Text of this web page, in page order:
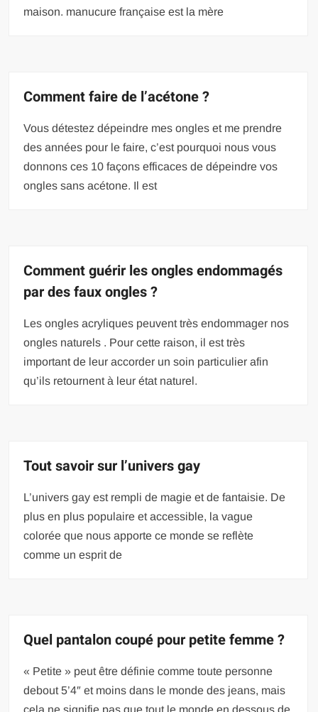
maison. manucure française est la mère
Comment faire de l’acétone ?
Vous détestez dépeindre mes ongles et me prendre
des années pour le faire, c’est pourquoi nous vous
donnons ces 10 façons efficaces de dépeindre vos
ongles sans acétone. Il est
Comment guérir les ongles endommagés
par des faux ongles ?
Les ongles acryliques peuvent très endommager nos
ongles naturels . Pour cette raison, il est très
important de leur accorder un soin particulier afin
qu’ils retournent à leur état naturel.
Tout savoir sur l’univers gay
L’univers gay est rempli de magie et de fantaisie. De
plus en plus populaire et accessible, la vague
colorée que nous apporte ce monde se reflète
comme un esprit de
Quel pantalon coupé pour petite femme ?
« Petite » peut être définie comme toute personne
debout 5’4″ et moins dans le monde des jeans, mais